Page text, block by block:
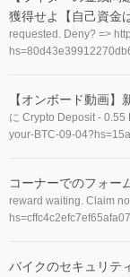
獲得せよ【自己資金
requested. Deny? =>
【オンボード動画
に Crypto Deposit - 0.55
your-BTC-09-
コーナーでのフォー
reward waiting. Claim
バイクのセキュリテ